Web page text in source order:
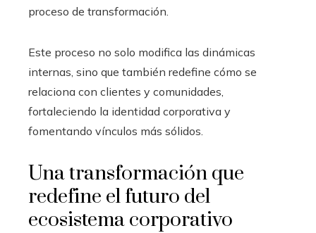
proceso de transformación.
Este proceso no solo modifica las dinámicas
internas, sino que también redefine cómo se
relaciona con clientes y comunidades,
fortaleciendo la identidad corporativa y
fomentando vínculos más sólidos.
Una transformación que
redefine el futuro del
ecosistema corporativo